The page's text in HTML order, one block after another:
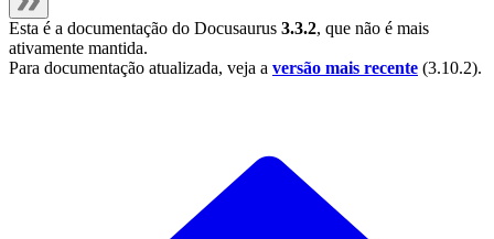
Esta é a documentação do Docusaurus 3.3.2, que não é mais
ativamente mantida.
Para documentação atualizada, veja a versão mais recente (3.10.2).